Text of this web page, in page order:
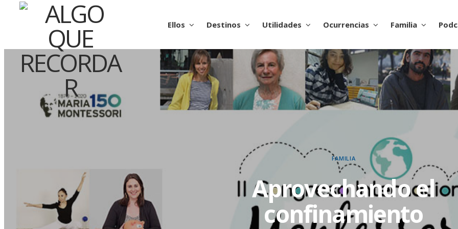
Ellos Destinos Utilidades Ocurrencias Familia
FAMILIA
Aprovechando el
confinamiento